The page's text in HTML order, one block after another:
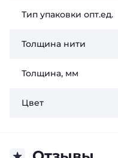
Тип упаковки опт.ед.
Толщина нити
Толщина, мм
Цвет